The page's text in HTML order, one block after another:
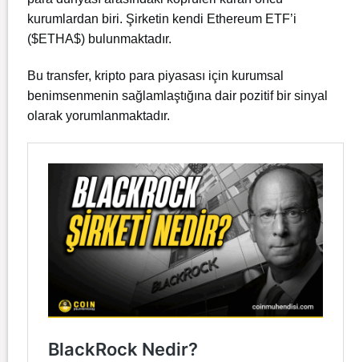
kurumlardan biri. Şirketin kendi Ethereum ETF’i
($ETHA$) bulunmaktadır.
Bu transfer, kripto para piyasası için kurumsal
benimsenmenin sağlamlaştığına dair pozitif bir sinyal
olarak yorumlanmaktadır.